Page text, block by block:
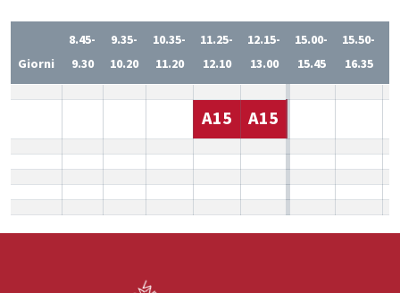
Giorni
8.45-
9.30
9.35-
10.20
10.35-
11.20
11.25-
12.10
12.15-
13.00
15.00-
15.45
15.50-
16.35
A15 A15